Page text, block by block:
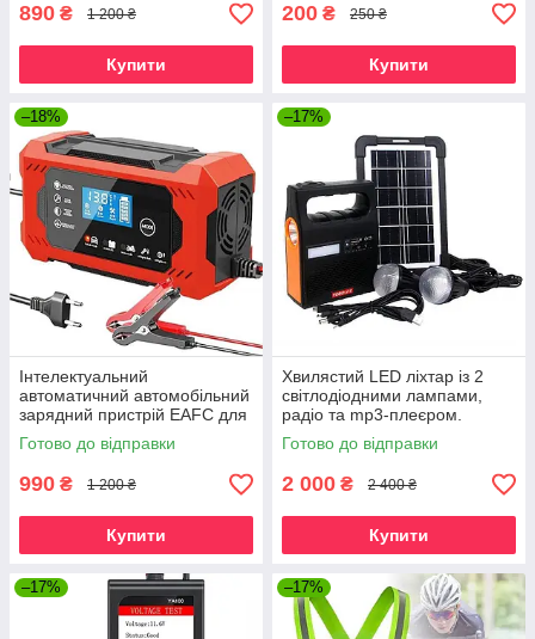
890 ₴ 1 200 ₴
Купити
200 ₴ 250 ₴
Купити
–18%
Інтелектуальний
автоматичний автомобільний
зарядний пристрій EAFC для
акумуляторів EAFC 12В 6А_2
Готово до відправки
990 ₴ 1 200 ₴
Купити
–17%
Хвилястий LED ліхтар із 2
світлодіодними лампами,
радіо та mp3-плеєром.
YOBOLIFE LM-3601
Готово до відправки
2 000 ₴ 2 400 ₴
Купити
–17% –17%